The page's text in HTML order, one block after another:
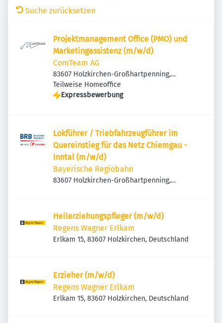
Suche zurücksetzen
Projektmanagement Office (PMO) und
Marketingassistenz (m/w/d)
ComTeam AG
83607 Holzkirchen-Großhartpenning,
Deutschland
Teilweise Homeoffice
Expressbewerbung
Lokführer / Triebfahrzeugführer im
Quereinstieg für das Netz Chiemgau -
Inntal (m/w/d)
Bayerische Regiobahn
83607 Holzkirchen-Großhartpenning,
Heilerziehungspfleger (m/w/d)
Regens Wagner Erlkam
Erlkam 15, 83607 Holzkirchen, Deutschland
Erzieher (m/w/d)
Regens Wagner Erlkam
Erlkam 15, 83607 Holzkirchen, Deutschland